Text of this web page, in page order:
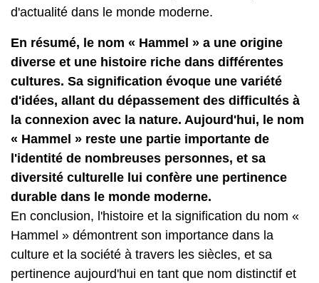
d'actualité dans le monde moderne.
En résumé, le nom « Hammel » a une origine
diverse et une histoire riche dans différentes
cultures. Sa signification évoque une variété
d'idées, allant du dépassement des difficultés à
la connexion avec la nature. Aujourd'hui, le nom
« Hammel » reste une partie importante de
l'identité de nombreuses personnes, et sa
diversité culturelle lui confère une pertinence
durable dans le monde moderne.
En conclusion, l'histoire et la signification du nom «
Hammel » démontrent son importance dans la
culture et la société à travers les siècles, et sa
pertinence aujourd'hui en tant que nom distinctif et